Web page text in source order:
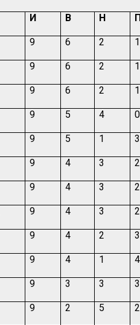
И В Н
9 6 2 1
9 6 2 1
9 6 2 1
9 5 4 0
9 5 1 3
9 4 3 2
9 4 3 2
9 4 3 2
9 4 2 3
9 4 1 4
9 3 3 3
9 2 5 2